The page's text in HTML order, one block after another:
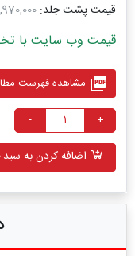
قیمت پشت جلد: 4,970,000
قیمت وب سایت با تخفیف:
picture_as_pdf مشاهده فهرست
+
-
اضافه کردن به